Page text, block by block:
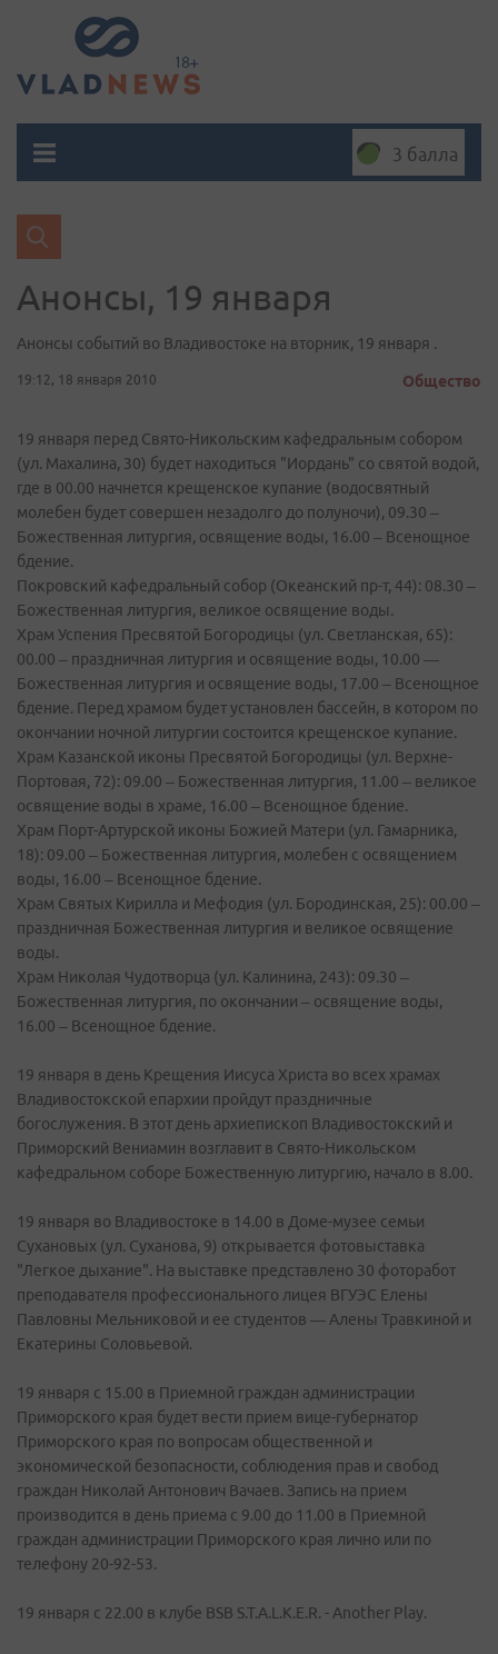
3 балла
Анонсы, 19 января
Анонсы событий во Владивостоке на вторник, 19 января .
19:12, 18 января 2010 Общество
19 января перед Свято-Никольским кафедральным собором
(ул. Махалина, 30) будет находиться "Иордань" со святой водой,
где в 00.00 начнется крещенское купание (водосвятный
молебен будет совершен незадолго до полуночи), 09.30 –
Божественная литургия, освящение воды, 16.00 – Всенощное
бдение.
Покровский кафедральный собор (Океанский пр-т, 44): 08.30 –
Божественная литургия, великое освящение воды.
Храм Успения Пресвятой Богородицы (ул. Светланская, 65):
00.00 – праздничная литургия и освящение воды, 10.00 —
Божественная литургия и освящение воды, 17.00 – Всенощное
бдение. Перед храмом будет установлен бассейн, в котором по
окончании ночной литургии состоится крещенское купание.
Храм Казанской иконы Пресвятой Богородицы (ул. Верхне-
Портовая, 72): 09.00 – Божественная литургия, 11.00 – великое
освящение воды в храме, 16.00 – Всенощное бдение.
Храм Порт-Артурской иконы Божией Матери (ул. Гамарника,
18): 09.00 – Божественная литургия, молебен с освящением
воды, 16.00 – Всенощное бдение.
Храм Святых Кирилла и Мефодия (ул. Бородинская, 25): 00.00 –
праздничная Божественная литургия и великое освящение
воды.
Храм Николая Чудотворца (ул. Калинина, 243): 09.30 –
Божественная литургия, по окончании – освящение воды,
16.00 – Всенощное бдение.
19 января в день Крещения Иисуса Христа во всех храмах
Владивостокской епархии пройдут праздничные
богослужения. В этот день архиепископ Владивостокский и
Приморский Вениамин возглавит в Свято-Никольском
кафедральном соборе Божественную литургию, начало в 8.00.
19 января во Владивостоке в 14.00 в Доме-музее семьи
Сухановых (ул. Суханова, 9) открывается фотовыставка
"Легкое дыхание". На выставке представлено 30 фоторабот
преподавателя профессионального лицея ВГУЭС Елены
Павловны Мельниковой и ее студентов — Алены Травкиной и
Екатерины Соловьевой.
19 января с 15.00 в Приемной граждан администрации
Приморского края будет вести прием вице-губернатор
Приморского края по вопросам общественной и
экономической безопасности, соблюдения прав и свобод
граждан Николай Антонович Вачаев. Запись на прием
производится в день приема с 9.00 до 11.00 в Приемной
граждан администрации Приморского края лично или по
телефону 20-92-53.
19 января с 22.00 в клубе BSB S.T.A.L.K.E.R. - Another Play.